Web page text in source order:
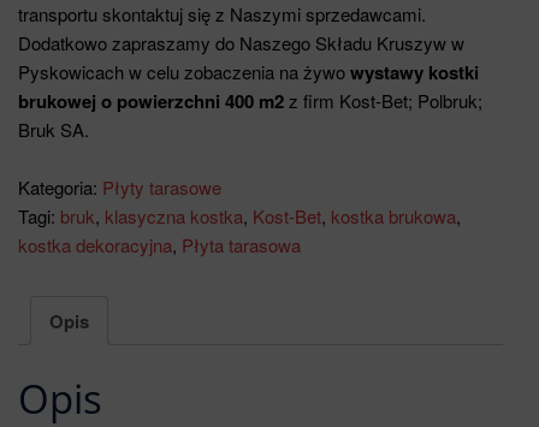
transportu skontaktuj się z Naszymi sprzedawcami.
Dodatkowo zapraszamy do Naszego Składu Kruszyw w
Pyskowicach w celu zobaczenia na żywowystawy kostki
brukowej o powierzchni 400 m2z firm Kost-Bet; Polbruk;
Bruk SA.
Kategoria: Płyty tarasowe
Tagi: bruk, klasyczna kostka, Kost-Bet, kostka brukowa,
kostka dekoracyjna, Płyta tarasowa
Opis
Opis